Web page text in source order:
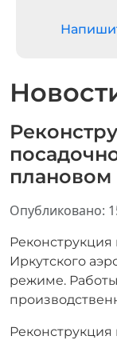
Информация о
Опубликовано:
Иркутского
режиме.
Реконструкция